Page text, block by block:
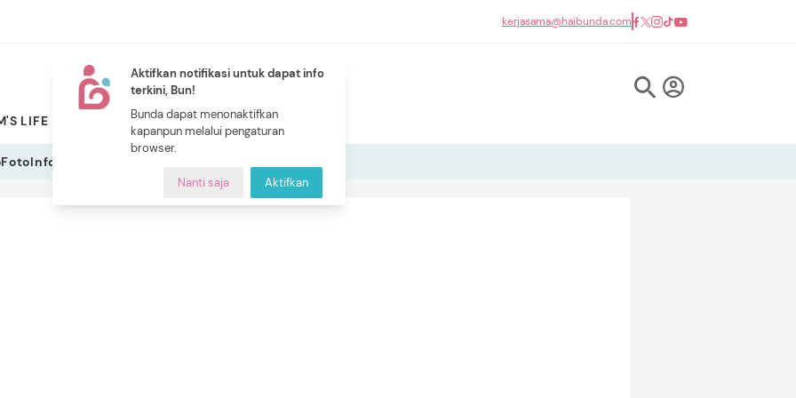
Aktifkan notifikasi untuk dapat info
terkini, Bun!
Bunda dapat menonaktifkan
kapanpun melalui pengaturan
browser.
Nanti saja Aktifkan
kerjasama@haibunda.com
LIFE PILIHAN BUNDA
NEW
CERITA BUNDA
FotoInfografis